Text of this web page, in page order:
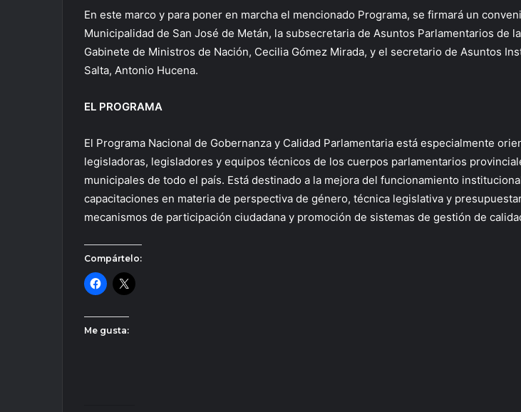
En este marco y para poner en marcha el mencionado Programa, se firmará un
Municipalidad de San José de Metán, la subsecretaria de Asuntos Parlamentarios de
Gabinete de Ministros de Nación, Cecilia Gómez Mirada, y el secretario de Asuntos
Salta, Antonio Hucena.
EL PROGRAMA
El Programa Nacional de Gobernanza y Calidad Parlamentaria está especialmente
legisladoras, legisladores y equipos técnicos de los cuerpos parlamentarios
municipales de todo el país. Está destinado a la mejora del funcionamiento
capacitaciones en materia de perspectiva de género, técnica legislativa y
mecanismos de participación ciudadana y promoción de sistemas de gestión de
Compártelo:
Me gusta: